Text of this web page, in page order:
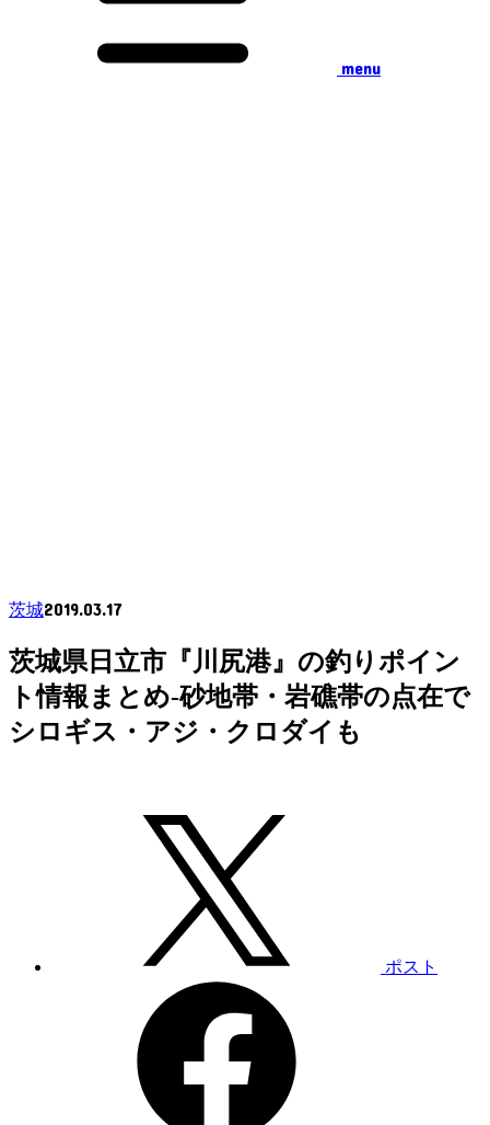
menu
茨城2019.03.17
茨城県日立市『川尻港』の釣りポイン
ト情報まとめ-砂地帯・岩礁帯の点在で
シロギス・アジ・クロダイも
ポスト